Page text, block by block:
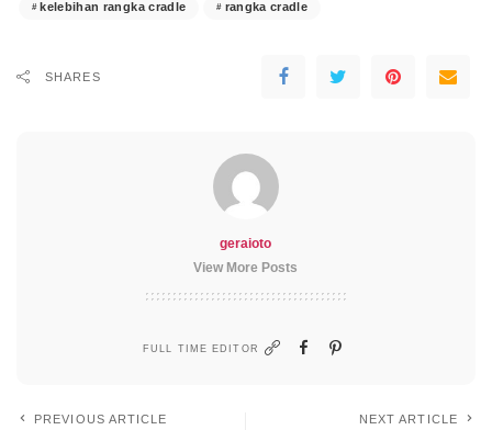
kelebihan rangka cradle rangka cradle
SHARES
geraioto
View More Posts
FULL TIME EDITOR
PREVIOUS ARTICLE NEXT ARTICLE